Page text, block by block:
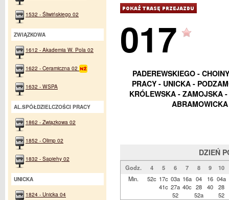
017
PADEREWSKIEGO -
PRACY - UNICKA -
KRÓLEWSKA - ZAMOJSKA
DZIEŃ
Godz. 4 5 6 7 8 9
10
Min.
52c 17c
41c
03a
27a
52
16a
40c
04
28
52a
16
40
04a
28
52
1532 - Śliwińskiego 02
ZWIĄZKOWA
1612 - Akademia W. Pola 02
1622 - Ceramiczna 02
1632 - WSPA
AL.SPÓŁDZIELCZOŚCI PRACY
1862 - Związkowa 02
1852 - Olimp 02
1832 - Sapiehy 02
UNICKA
1824 - Unicka 04